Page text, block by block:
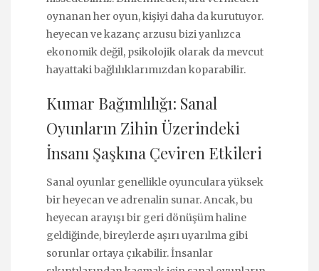
oynanan her oyun, kişiyi daha da kurutuyor.
heyecan ve kazanç arzusu bizi yanlızca
ekonomik değil, psikolojik olarak da mevcut
hayattaki bağlılıklarımızdan koparabilir.
Kumar Bağımlılığı: Sanal
Oyunların Zihin Üzerindeki
İnsanı Şaşkına Çeviren Etkileri
Sanal oyunlar genellikle oyunculara yüksek
bir heyecan ve adrenalin sunar. Ancak, bu
heyecan arayışı bir geri dönüşüm haline
geldiğinde, bireylerde aşırı uyarılma gibi
sorunlar ortaya çıkabilir. İnsanlar